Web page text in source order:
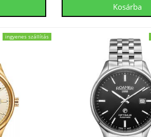
ingyenes szállítás